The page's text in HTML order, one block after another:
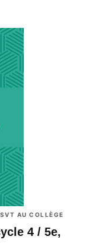
AU COLLÈGE
4 / 5e,